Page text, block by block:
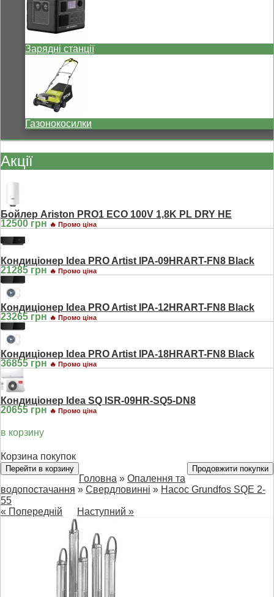
Зарядні станції
Газонокосилки
Акції
Бойлер Ariston PRO1 ECO 100V 1,8K PL DRY HE
12500 грн 🔥 Промо ціна
Кондиціонер Idea PRO Artist IPA-09HRART-FN8 Black
21285 грн 🔥 Промо ціна
Кондиціонер Idea PRO Artist IPA-12HRART-FN8 Black
23265 грн 🔥 Промо ціна
Кондиціонер Idea PRO Artist IPA-18HRART-FN8 Black
36855 грн 🔥 Промо ціна
Кондиціонер Idea SQ ISR-09HR-SQ5-DN8
20655 грн 🔥 Промо ціна
в корзину
Корзина покупок
Перейти в корзину Продовжити покупки
Головна » Опалення та
водопостачання » Свердловинні » Насос Grundfos SQE 2-
55
« Попередній
Наступний »